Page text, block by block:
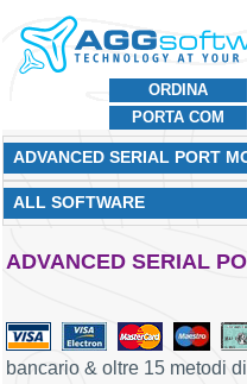
ORDINA
PORTA COM
ADVANCED SERIAL PORT
ALL SOFTWARE
ADVANCED SERIAL
bancario & oltre 15 metodi